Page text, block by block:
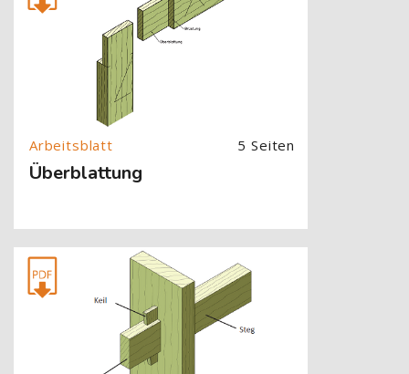
5 Seiten
Überblattung
[Cocoon] About (Text with Image) überspringen